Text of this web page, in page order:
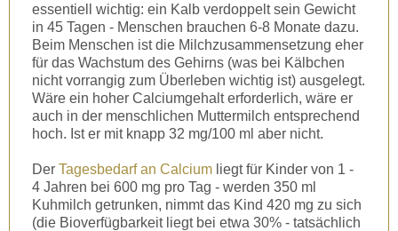
essentiell wichtig: ein Kalb verdoppelt sein Gewicht
in 45 Tagen - Menschen brauchen 6-8 Monate dazu.
Beim Menschen ist die Milchzusammensetzung eher
für das Wachstum des Gehirns (was bei Kälbchen
nicht vorrangig zum Überleben wichtig ist) ausgelegt.
Wäre ein hoher Calciumgehalt erforderlich, wäre er
auch in der menschlichen Muttermilch entsprechend
hoch. Ist er mit knapp 32 mg/100 ml aber nicht.
Der Tagesbedarf an Calcium liegt für Kinder von 1 -
4 Jahren bei 600 mg pro Tag - werden 350 ml
Kuhmilch getrunken, nimmt das Kind 420 mg zu sich
(die Bioverfügbarkeit liegt bei etwa 30% - tatsächlich